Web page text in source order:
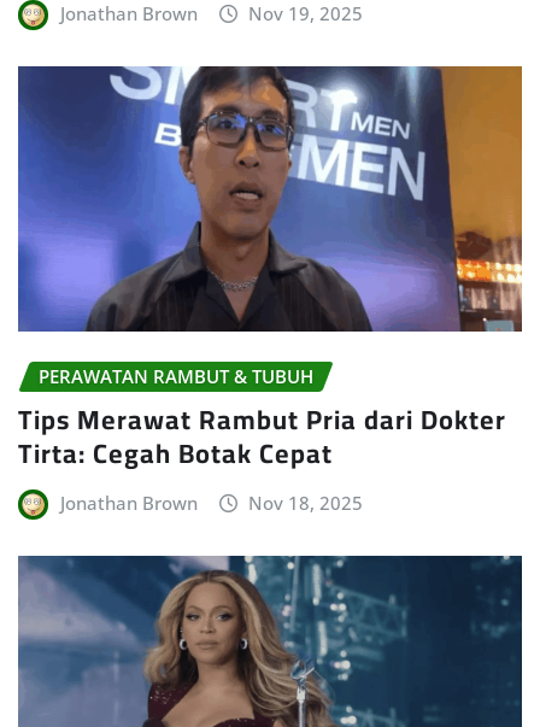
Jonathan Brown Nov 19, 2025
PERAWATAN RAMBUT & TUBUH
Tips Merawat Rambut Pria dari Dokter
Tirta: Cegah Botak Cepat
Jonathan Brown Nov 18, 2025